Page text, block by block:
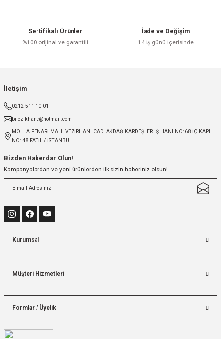
Sertifikalı Ürünler
%100 orijinal ve garantili
İade ve Değişim
14 iş günü içerisinde
İletişim
0212 511 10 01
bilezikhane@hotmail.com
MOLLA FENARİ MAH. VEZİRHANI CAD. AKDAĞ KARDEŞLER IŞ HANI NO: 68 İÇ KAPI
NO: 48 FATİH/ İSTANBUL
Bizden Haberdar Olun!
Kampanyalardan ve yeni ürünlerden ilk sizin haberiniz olsun!
Kurumsal
Müşteri Hizmetleri
Formlar / Üyelik